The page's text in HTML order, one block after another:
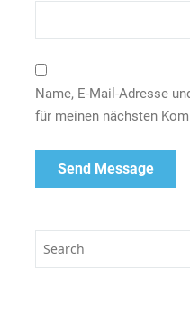
Name, E-Mail-Adresse
für meinen nächsten